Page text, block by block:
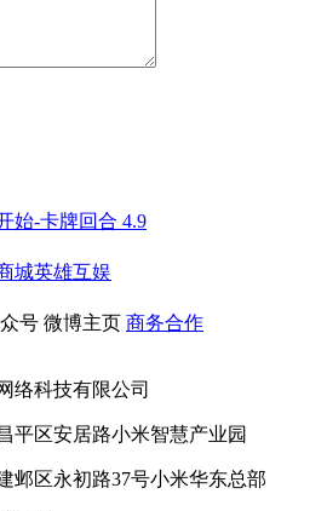
始-卡牌回合 4.9
城英雄互娱
号 微博主页 商务合作
络科技有限公司
平区安居路小米智慧产业园
邺区永初路37号小米华东总部